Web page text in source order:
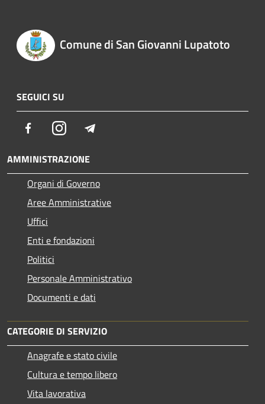
Comune di San Giovanni Lupatoto
SEGUICI SU
FacebookInstagram
AMMINISTRAZIONE
Organi di Governo
Aree Amministrative
Uffici
Enti e fondazioni
Politici
Personale Amministrativo
Documenti e dati
CATEGORIE DI SERVIZIO
Anagrafe e stato civile
Cultura e tempo libero
Vita lavorativa